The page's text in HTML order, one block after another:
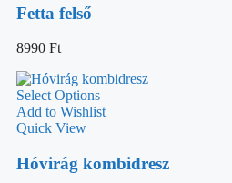
Fetta felső
8990 Ft
Select Options
Add to Wishlist
Quick View
Hóvirág kombidresz